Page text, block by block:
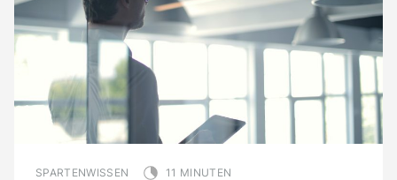
SPARTENWISSEN 11 MINUTEN